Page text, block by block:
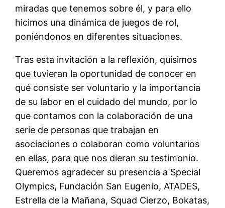
miradas que tenemos sobre él, y para ello
hicimos una dinámica de juegos de rol,
poniéndonos en diferentes situaciones.
Tras esta invitación a la reflexión, quisimos
que tuvieran la oportunidad de conocer en
qué consiste ser voluntario y la importancia
de su labor en el cuidado del mundo, por lo
que contamos con la colaboración de una
serie de personas que trabajan en
asociaciones o colaboran como voluntarios
en ellas, para que nos dieran su testimonio.
Queremos agradecer su presencia a Special
Olympics, Fundación San Eugenio, ATADES,
Estrella de la Mañana, Squad Cierzo, Bokatas,